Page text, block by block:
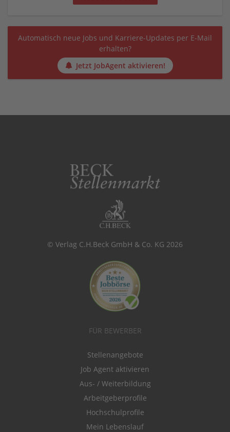
Automatisch neue Jobs und Karriere-Updates per E-Mail
erhalten?
Jetzt JobAgent aktivieren!
© Verlag C.H.Beck GmbH & Co. KG 2026
FÜR BEWERBER
Stellenangebote
Job Agent aktivieren
Aus- / Weiterbildung
Arbeitgeberprofile
Hochschulprofile
Mein Lebenslauf